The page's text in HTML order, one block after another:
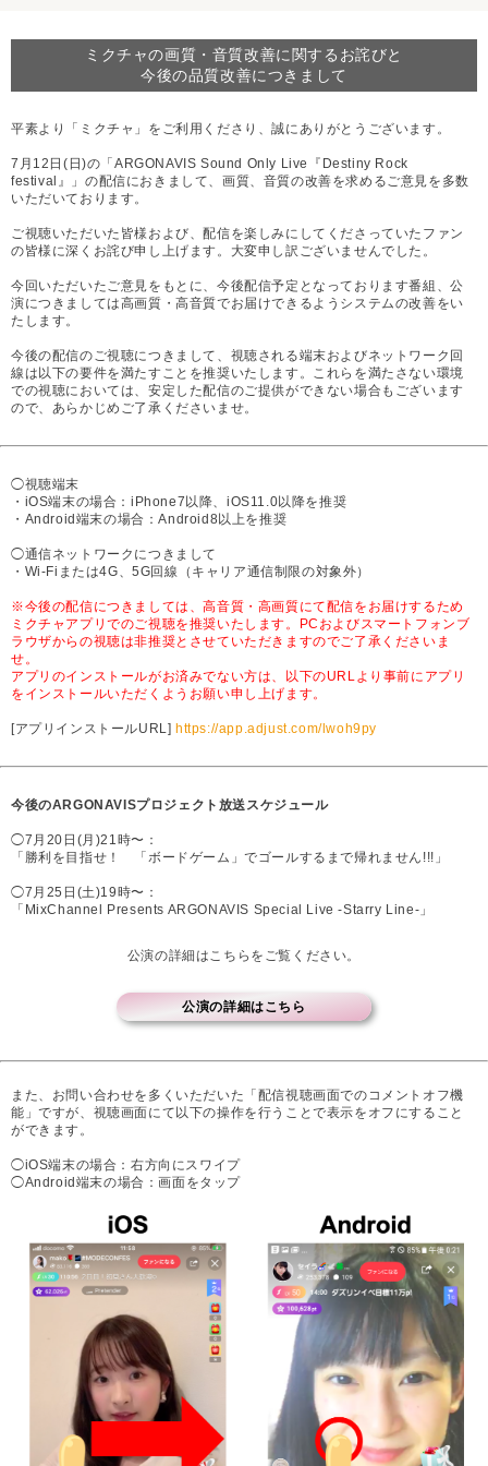
ミクチャの画質・音質改善に関するお詫びと
今後の品質改善につきまして
平素より「ミクチャ」をご利用くださり、誠にありがとうございます。
7月12日(日)の「ARGONAVIS Sound Only Live『Destiny Rock
festival』」の配信におきまして、画質、音質の改善を求めるご意見を多数
いただいております。
ご視聴いただいた皆様および、配信を楽しみにしてくださっていたファン
の皆様に深くお詫び申し上げます。大変申し訳ございませんでした。
今回いただいたご意見をもとに、今後配信予定となっております番組、公
演につきましては高画質・高音質でお届けできるようシステムの改善をい
たします。
今後の配信のご視聴につきまして、視聴される端末およびネットワーク回
線は以下の要件を満たすことを推奨いたします。これらを満たさない環境
での視聴においては、安定した配信のご提供ができない場合もございます
ので、あらかじめご了承くださいませ。
◯視聴端末
・iOS端末の場合：iPhone7以降、iOS11.0以降を推奨
・Android端末の場合：Android8以上を推奨
◯通信ネットワークにつきまして
・Wi-Fiまたは4G、5G回線（キャリア通信制限の対象外）
※今後の配信につきましては、高音質・高画質にて配信をお届けするため
ミクチャアプリでのご視聴を推奨いたします。PCおよびスマートフォンブ
ラウザからの視聴は非推奨とさせていただきますのでご了承くださいま
せ。
アプリのインストールがお済みでない方は、以下のURLより事前にアプリ
をインストールいただくようお願い申し上げます。
[アプリインストールURL] https://app.adjust.com/lwoh9py
今後のARGONAVISプロジェクト放送スケジュール
◯7月20日(月)21時〜：
「勝利を目指せ！ 「ボードゲーム」でゴールするまで帰れません!!!」
◯7月25日(土)19時〜：
「MixChannel Presents ARGONAVIS Special Live -Starry Line-」
公演の詳細はこちらをご覧ください。
公演の詳細はこちら
また、お問い合わせを多くいただいた「配信視聴画面でのコメントオフ機
能」ですが、視聴画面にて以下の操作を行うことで表示をオフにすること
ができます。
◯iOS端末の場合：右方向にスワイプ
◯Android端末の場合：画面をタップ